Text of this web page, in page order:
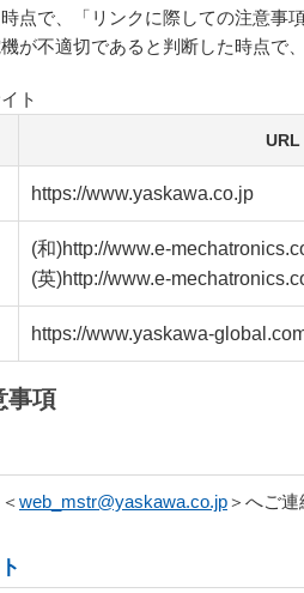
点で、「リンクに際しての注意
が不適切であると判断した時点で
ト
URL
https://www.yaskawa.co.jp
(和)http://www.e-
(英)http://www.e-
https://www.yaskawa-
事項
web_mstr@yaskawa.co.jp＞へご